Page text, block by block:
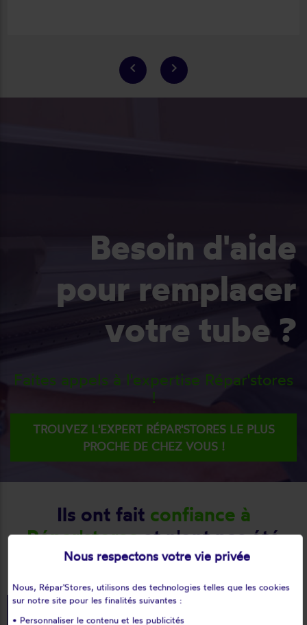
keyboard_arrow_left keyboard_arrow_right
Besoin d'aide
pour remplacer
votre tube ?
Faites appels à l'expertise Répar'stores
!
TROUVEZ L'EXPERT RÉPAR'STORES LE PLUS
PROCHE DE CHEZ VOUS !
Ils ont fait confiance à
Répar'storeset n'ont pas été
déçus !
Nous respectons votre vie privée
Nous, Répar'Stores, utilisons des technologies telles que les cookies
sur notre site pour les finalités suivantes :
• Personnaliser le contenu et les publicités